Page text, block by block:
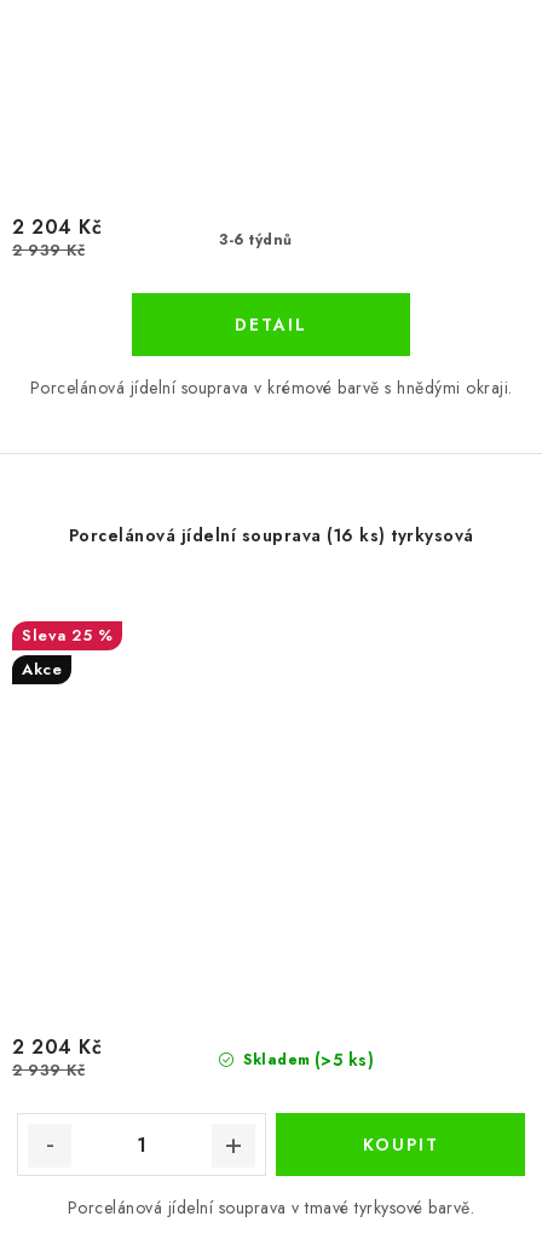
3-6 týdnů
2 204 Kč
2 939 Kč
Porcelánová jídelní souprava v krémové barvě s hnědými okraji.
Porcelánová jídelní souprava (16 ks) tyrkysová
25 %
Akce
Skladem (>5 ks)
2 204 Kč
2 939 Kč
Porcelánová jídelní souprava v tmavé tyrkysové barvě.